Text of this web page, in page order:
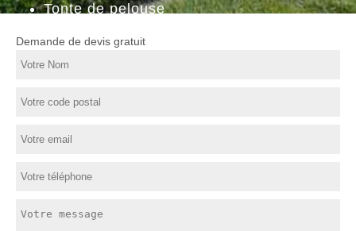
Tonte de pelouse
Demande de devis gratuit